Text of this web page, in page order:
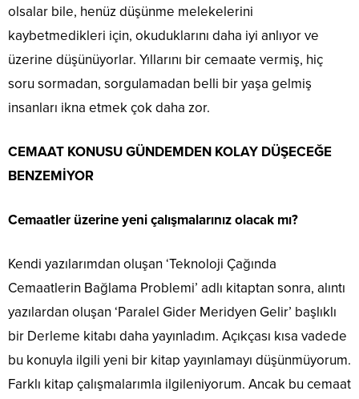
olsalar bile, henüz düşünme melekelerini
kaybetmedikleri için, okuduklarını daha iyi anlıyor ve
üzerine düşünüyorlar. Yıllarını bir cemaate vermiş, hiç
soru sormadan, sorgulamadan belli bir yaşa gelmiş
insanları ikna etmek çok daha zor.
CEMAAT KONUSU GÜNDEMDEN KOLAY DÜŞECEĞE
BENZEMİYOR
Cemaatler üzerine yeni çalışmalarınız olacak mı?
Kendi yazılarımdan oluşan ‘Teknoloji Çağında
Cemaatlerin Bağlama Problemi’ adlı kitaptan sonra, alıntı
yazılardan oluşan ‘Paralel Gider Meridyen Gelir’ başlıklı
bir Derleme kitabı daha yayınladım. Açıkçası kısa vadede
bu konuyla ilgili yeni bir kitap yayınlamayı düşünmüyorum.
Farklı kitap çalışmalarımla ilgileniyorum. Ancak bu cemaat